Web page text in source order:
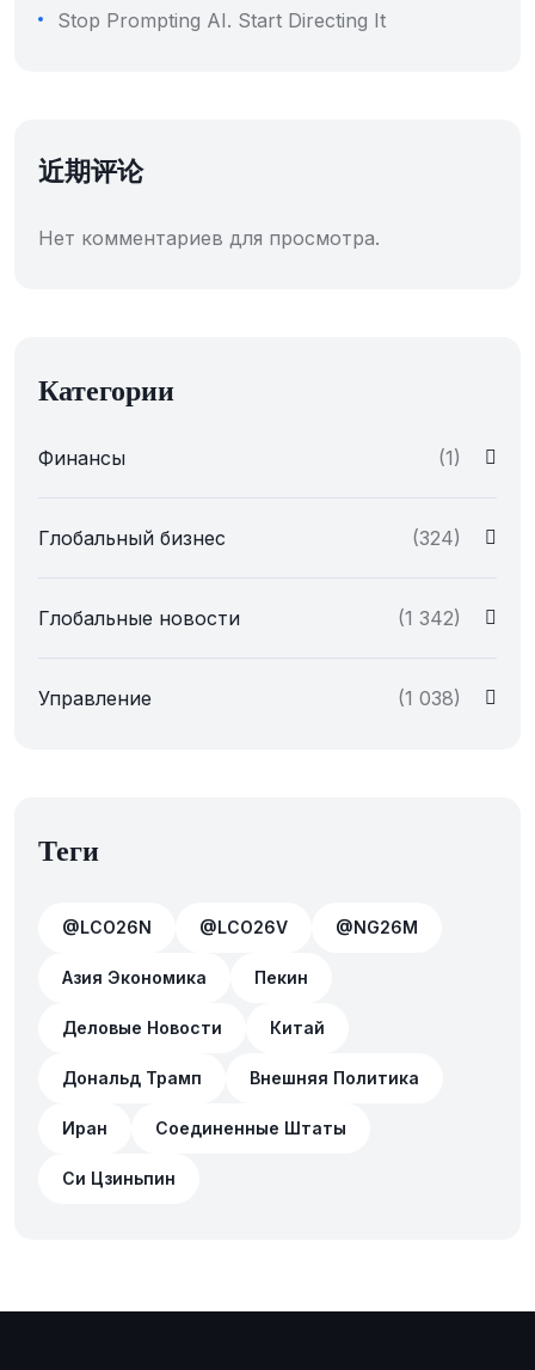
Stop Prompting AI. Start Directing It
近期评论
Нет комментариев для просмотра.
Категории
Финансы (1)
Глобальный бизнес (324)
Глобальные новости (1 342)
Управление (1 038)
Теги
@LCO26N @LCO26V @NG26M
Азия Экономика Пекин
Деловые Новости Китай
Дональд Трамп Внешняя Политика
Иран Соединенные Штаты
Си Цзиньпин